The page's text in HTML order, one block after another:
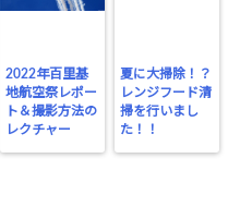
2022年百里基
地航空祭レポー
ト＆撮影方法の
レクチャー
夏に大掃除！？
レンジフード清
掃を行いまし
た！！